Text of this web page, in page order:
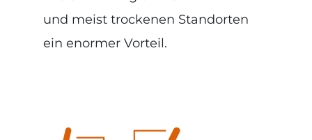
und meist trockenen Standorten
ein enormer Vorteil.